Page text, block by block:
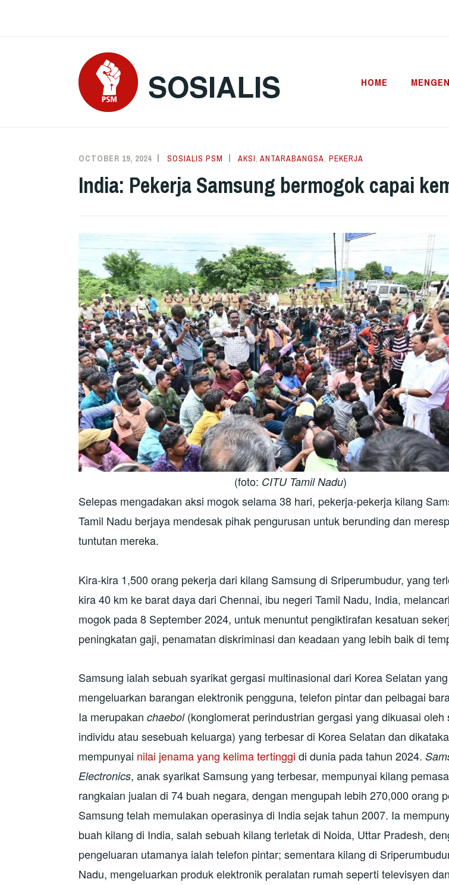
SOSIALIS HOME
OCTOBER 19, 2024 SOSIALIS PSM AKSI ANTARABANGSA PEKERJA
India: Pekerja Samsung bermogok capai
(foto: CITU Tamil Nadu)
Selepas mengadakan aksi mogok selama 38 hari, pekerja-pekerja kilang
Tamil Nadu berjaya mendesak pihak pengurusan untuk berunding dan
tuntutan mereka.
Kira-kira 1,500 orang pekerja dari kilang Samsung di Sriperumbudur, yang
kira 40 km ke barat daya dari Chennai, ibu negeri Tamil Nadu, India,
mogok pada 8 September 2024, untuk menuntut pengiktirafan kesatuan
peningkatan gaji, penamatan diskriminasi dan keadaan yang lebih baik di
Samsung ialah sebuah syarikat gergasi multinasional dari Korea Selatan yang
mengeluarkan barangan elektronik pengguna, telefon pintar dan pelbagai
Ia merupakan chaebol(konglomerat perindustrian gergasi yang dikuasai oleh
individu atau sesebuah keluarga) yang terbesar di Korea Selatan dan
mempunyai nilai jenama yang kelima tertinggi di dunia pada tahun 2024.
Electronics, anak syarikat Samsung yang terbesar, mempunyai kilang
rangkaian jualan di 74 buah negara, dengan mengupah lebih 270,000 orang
Samsung telah memulakan operasinya di India sejak tahun 2007. Ia
buah kilang di India, salah sebuah kilang terletak di Noida, Uttar Pradesh,
pengeluaran utamanya ialah telefon pintar; sementara kilang di
Nadu, mengeluarkan produk elektronik peralatan rumah seperti televisyen